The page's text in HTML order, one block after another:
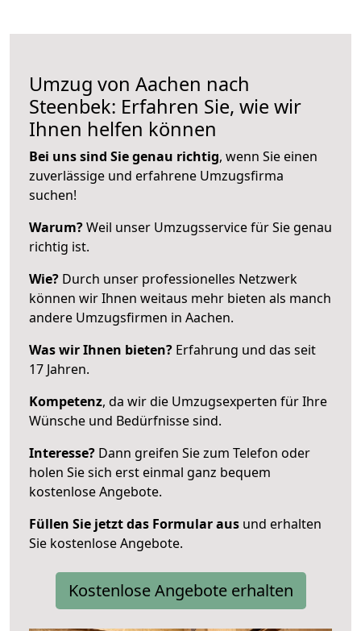
Umzug von Aachen nach
Steenbek: Erfahren Sie, wie wir
Ihnen helfen können
Bei uns sind Sie genau richtig, wenn Sie einen
zuverlässige und erfahrene Umzugsfirma
suchen!
Warum?Weil unser Umzugsservice für Sie genau
richtig ist.
Wie? Durch unser professionelles Netzwerk
können wir Ihnen weitaus mehr bieten als manch
andere Umzugsfirmen in Aachen.
Was wir Ihnen bieten? Erfahrung und das seit
17 Jahren.
Kompetenz, da wir die Umzugsexperten für Ihre
Wünsche und Bedürfnisse sind.
Interesse? Dann greifen Sie zum Telefon oder
holen Sie sich erst einmal ganz bequem
kostenlose Angebote.
Füllen Sie jetzt das Formular aus und erhalten
Sie kostenlose Angebote.
Kostenlose Angebote erhalten